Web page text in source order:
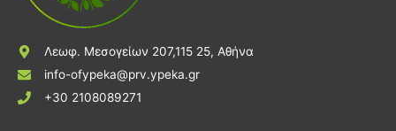
Λεωφ. Μεσογείων 207,115 25, Αθήνα
info-ofypeka@prv.ypeka.gr
+30 2108089271